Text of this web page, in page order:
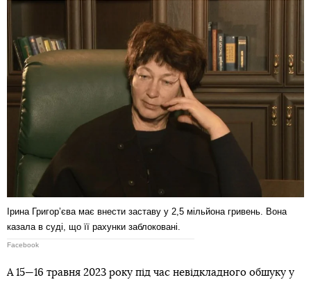
Ірина Григорʼєва має внести заставу у 2,5 мільйона гривень. Вона
казала в суді, що її рахунки заблоковані.
Facebook
А 15—16 травня 2023 року під час невідкладного обшуку у